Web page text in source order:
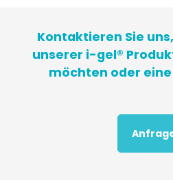
Kontaktieren Sie
unserer i-gel®
möchten oder